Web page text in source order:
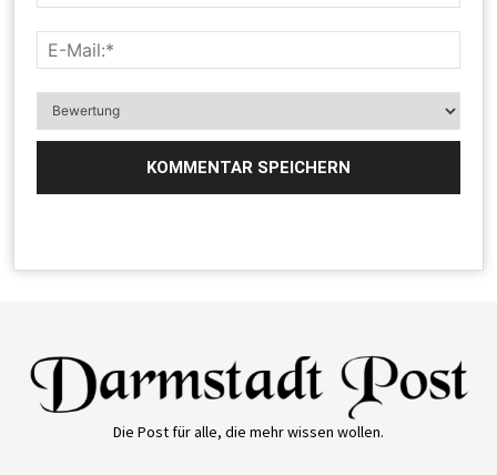
Die Post für alle, die mehr wissen wollen.